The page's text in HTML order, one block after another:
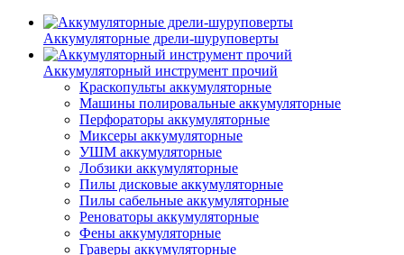
Аккумуляторные дрели-шуруповерты
Аккумуляторный инструмент прочий
Краскопульты аккумуляторные
Машины полировальные аккумуляторные
Перфораторы аккумуляторные
Миксеры аккумуляторные
УШМ аккумуляторные
Лобзики аккумуляторные
Пилы дисковые аккумуляторные
Пилы сабельные аккумуляторные
Реноваторы аккумуляторные
Фены аккумуляторные
Граверы аккумуляторные